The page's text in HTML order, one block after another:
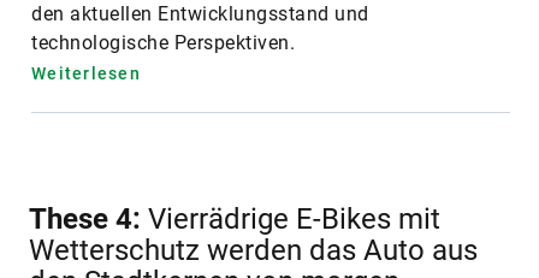
den aktuellen Entwicklungsstand und
technologische Perspektiven.
Weiterlesen
These 4: Vierrädrige E-Bikes mit
Wetterschutz werden das Auto aus